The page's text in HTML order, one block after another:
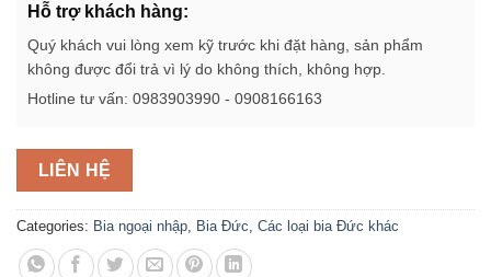
Hỗ trợ khách hàng:
Quý khách vui lòng xem kỹ trước khi đặt hàng, sản phẩm
không được đổi trả vì lý do không thích, không hợp.
Hotline tư vấn: 0983903990 - 0908166163
LIÊN HỆ
Categories: Bia ngoại nhập Bia Đức Các loại bia Đức khác